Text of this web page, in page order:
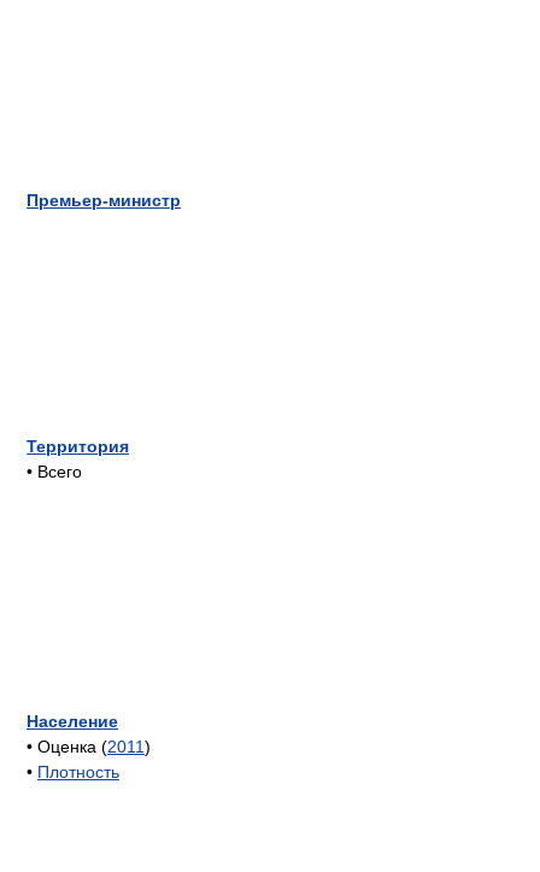
Премьер-министр
Территория
• Всего
Население
• Оценка (2011)
• Плотность